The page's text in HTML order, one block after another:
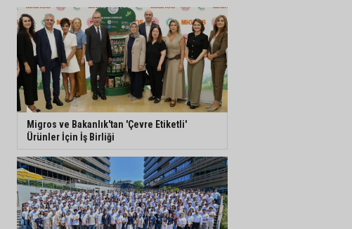
Migros ve Bakanlık'tan 'Çevre Etiketli'
Ürünler İçin İş Birliği